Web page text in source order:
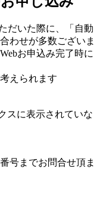
だいた際に、「自動
わせが多数ございま
お申込み完了時に
えられます
スに表示されていな
号までお問合せ頂ま